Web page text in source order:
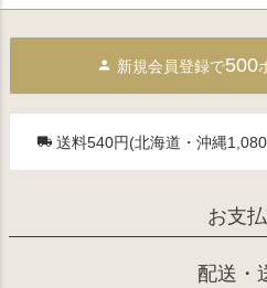
新規会員登録で500
送料540円(北海道・沖縄
お支
配送・